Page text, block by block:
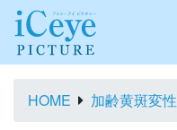
HOME 加齢黄斑変性